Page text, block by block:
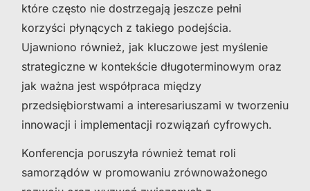
które często nie dostrzegają jeszcze pełni
korzyści płynących z takiego podejścia.
Ujawniono również, jak kluczowe jest myślenie
strategiczne w kontekście długoterminowym oraz
jak ważna jest współpraca między
przedsiębiorstwami a interesariuszami w tworzeniu
innowacji i implementacji rozwiązań cyfrowych.
Konferencja poruszyła również temat roli
samorządów w promowaniu zrównoważonego